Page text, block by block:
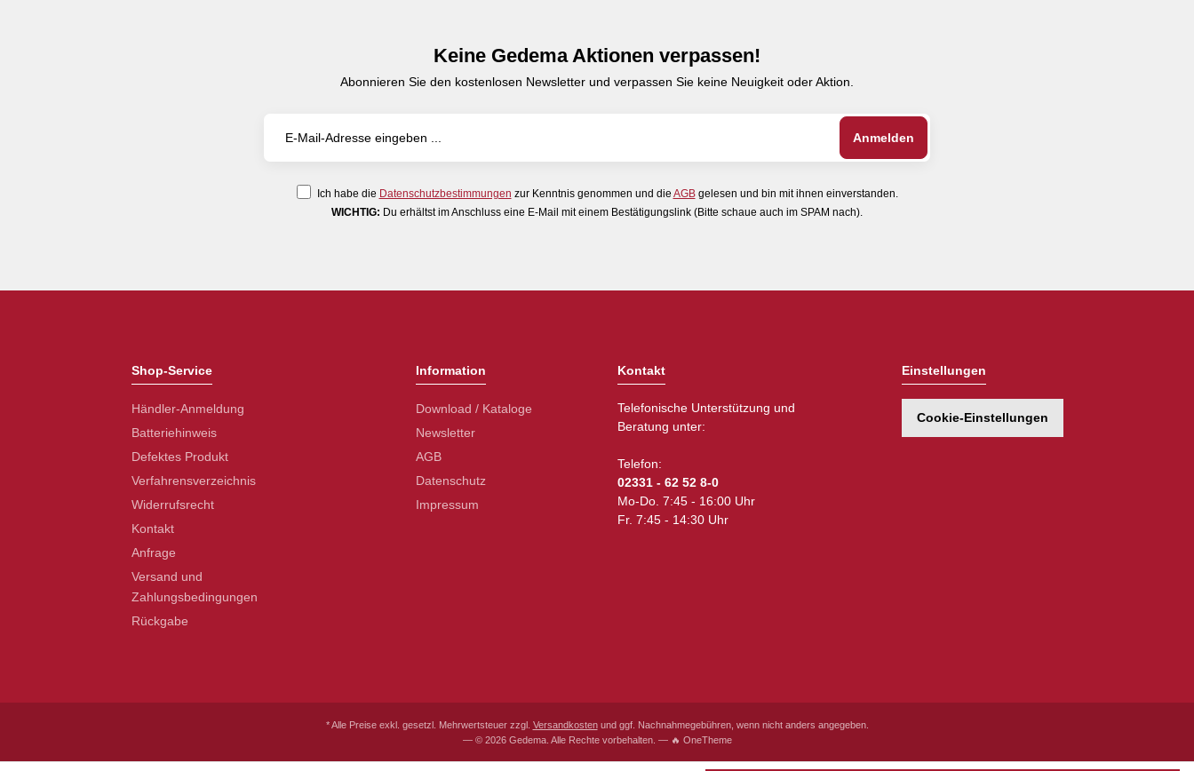
Keine Gedema Aktionen verpassen!
Abonnieren Sie den kostenlosen Newsletter und verpassen Sie keine Neuigkeit oder Aktion.
Ich habe die Datenschutzbestimmungen zur Kenntnis genommen und die AGBgelesen und bin mit ihnen einverstanden.
WICHTIG: Du erhältst im Anschluss eine E-Mail mit einem Bestätigungslink (Bitte schaue auch im SPAM nach).
Shop-Service
Händler-Anmeldung
Batteriehinweis
Defektes Produkt
Verfahrensverzeichnis
Widerrufsrecht
Kontakt
Anfrage
Versand und
Zahlungsbedingungen
Rückgabe
Information
Download / Kataloge
Newsletter
AGB
Datenschutz
Impressum
Kontakt
Telefonische Unterstützung und
Beratung unter:
Telefon:
02331 - 62 52 8-0
Mo-Do. 7:45 - 16:00 Uhr
Fr. 7:45 - 14:30 Uhr
Einstellungen
Cookie-Einstellungen
* Alle Preise exkl. gesetzl. Mehrwertsteuer zzgl. Versandkostenund ggf. Nachnahmegebühren, wenn nicht anders angegeben.
— © 2026 Gedema. Alle Rechte vorbehalten. — 🔥 OneTheme